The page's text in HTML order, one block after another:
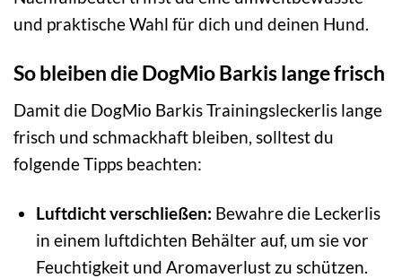
und praktische Wahl für dich und deinen Hund.
So bleiben die DogMio Barkis lange frisch
Damit die DogMio Barkis Trainingsleckerlis lange
frisch und schmackhaft bleiben, solltest du
folgende Tipps beachten:
Luftdicht verschließen: Bewahre die Leckerlis
in einem luftdichten Behälter auf, um sie vor
Feuchtigkeit und Aromaverlust zu schützen.